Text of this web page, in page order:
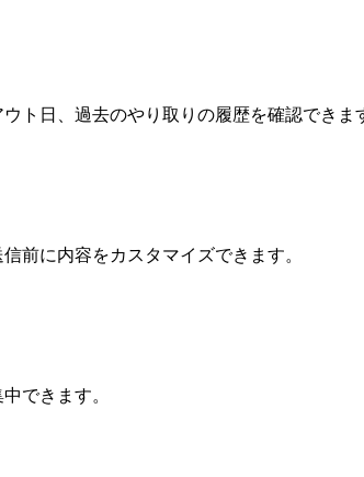
ト日、過去のやり取りの履歴を確認できま
前に内容をカスタマイズできます。
できます。